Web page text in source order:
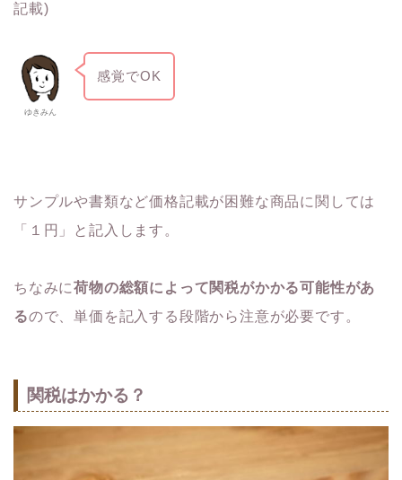
記載)
ゆきみん
感覚でOK
サンプルや書類など価格記載が困難な商品に関しては
「１円」と記入します。
ちなみに荷物の総額によって関税がかかる可能性があ
るので、単価を記入する段階から注意が必要です。
関税はかかる？